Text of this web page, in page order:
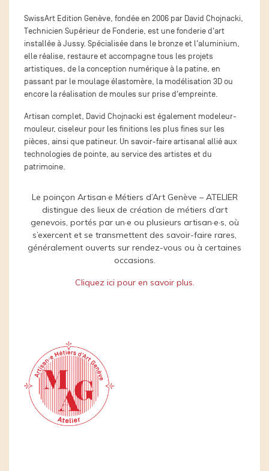
SwissArt Edition Genève, fondée en 2006 par David Chojnacki,
Technicien Supérieur de Fonderie, est une fonderie d'art
installée à Jussy. Spécialisée dans le bronze et l'aluminium,
elle réalise, restaure et accompagne tous les projets
artistiques, de la conception numérique à la patine, en
passant par le moulage élastomère, la modélisation 3D ou
encore la réalisation de moules sur prise d'empreinte.
Artisan complet, David Chojnacki est également modeleur-
mouleur, ciseleur pour les finitions les plus fines sur les
pièces, ainsi que patineur. Un savoir-faire artisanal allié aux
technologies de pointe, au service des artistes et du
patrimoine.
Le poinçon Artisan·e Métiers d’Art Genève – ATELIER
distingue des lieux de création de métiers d’art
genevois, portés par un·e ou plusieurs artisan·e·s, où
s’exercent et se transmettent des savoir-faire rares,
généralement ouverts sur rendez-vous ou à certaines
occasions.
Cliquez ici pour en savoir plus.